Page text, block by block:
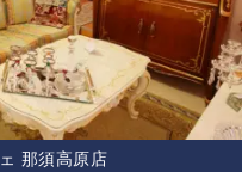
那須高原店